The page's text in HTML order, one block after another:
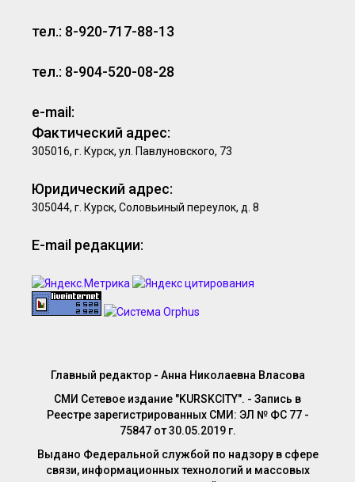
тел.: 8-920-717-88-13
тел.: 8-904-520-08-28
e-mail:
Фактический адрес:
305016, г. Курск, ул. Павлуновского, 73
Юридический адрес:
305044, г. Курск, Соловьиный переулок, д. 8
E-mail редакции:
Главный редактор - Анна Николаевна Власова
СМИ Сетевое издание "KURSKCITY". - Запись в
Реестре зарегистрированных СМИ: ЭЛ № ФС 77 -
75847 от 30.05.2019 г.
Выдано Федеральной службой по надзору в сфере
связи, информационных технологий и массовых